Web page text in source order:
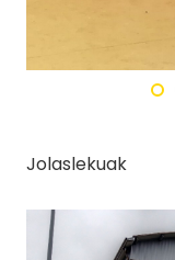
Jolaslekuak